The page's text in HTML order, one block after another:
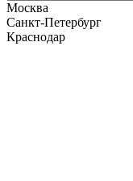
Москва
Санкт-Петербург
Краснодар